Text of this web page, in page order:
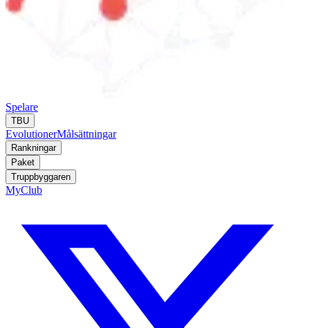
Spelare
TBU
EvolutionerMålsättningar
Rankningar
Paket
Truppbyggaren
MyClub